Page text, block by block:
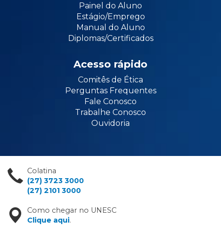
Painel do Aluno
Estágio/Emprego
Manual do Aluno
Diplomas/Certificados
Acesso rápido
Comitês de Ética
Perguntas Frequentes
Fale Conosco
Trabalhe Conosco
Ouvidoria
Colatina
(27) 3723 3000
(27) 2101 3000
Como chegar no UNESC
Clique aqui.